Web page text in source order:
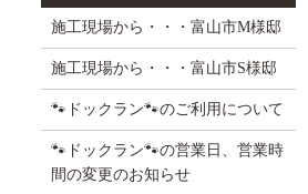
施工現場から・・・富山市M様邸
施工現場から・・・富山市S様邸
🐾ドックラン🐾のご利用について
🐾ドックラン🐾の営業日、営業時
間の変更のお知らせ